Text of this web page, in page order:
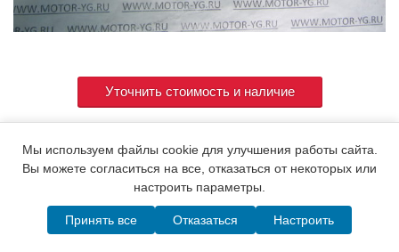
Уточнить стоимость и наличие
Артикул 714295-22500
© 2015. Все права защищены.Мотор-Юг
Написать в MAX
Telegram WhatsApp Позвонить
Мы используем файлы cookie для улучшения работы сайта.
Вы можете согласиться на все, отказаться от некоторых или
настроить параметры.
Принять все Отказаться Настроить